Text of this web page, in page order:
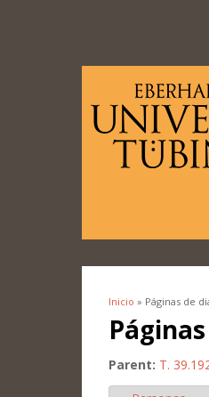
Se encuentra
Inicio » Páginas de
Parent: T.